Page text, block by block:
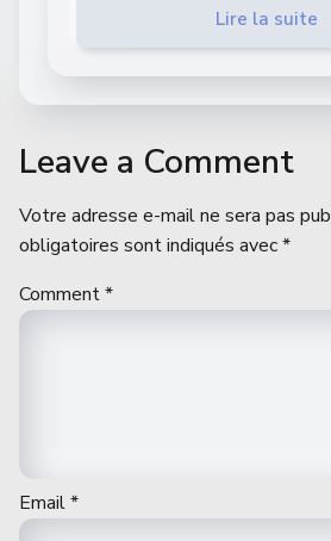
Lire la suite
Leave a Comment
Votre adresse e-mail ne sera pas
obligatoires sont indiqués avec*
Comment*
Email*